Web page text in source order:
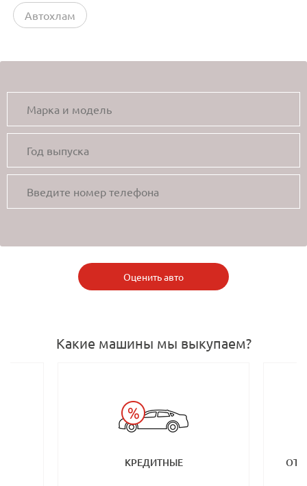
Автохлам
Оценить авто
Какие машины мы выкупаем?
КРЕДИТНЫЕ ОТ